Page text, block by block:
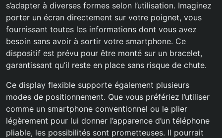
s’adapter à diverses formes selon l’utilisation. Imaginez
porter un écran directement sur votre poignet, vous
fournissant toutes les informations dont vous avez
besoin sans avoir à sortir votre smartphone. Ce
dispositif est prévu pour être monté sur un bracelet,
garantissant qu’il reste en place sans risque de chute.
Ce display flexible supporte également plusieurs
modes de positionnement. Que vous préfériez l’utiliser
comme un smartphone conventionnel ou le plier
légèrement pour lui donner l’apparence d’un téléphone
pliable, les possibilités sont prometteuses. Il pourrait